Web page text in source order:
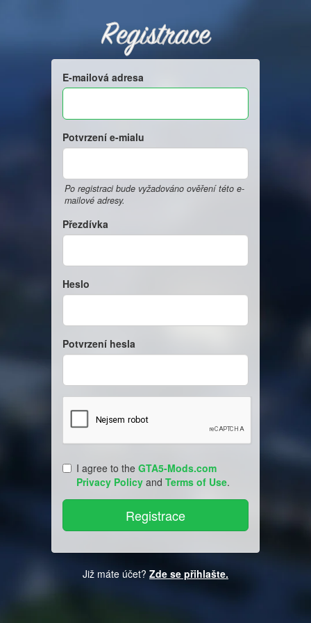
Registrace
E-mailová adresa
Potvrzení e-mialu
Po registraci bude vyžadováno ověření této e-
mailové adresy.
Přezdívka
Heslo
Potvrzení hesla
I agree to the GTA5-Mods.com
Privacy Policy and Terms of Use.
Již máte účet? Zde se přihlašte.